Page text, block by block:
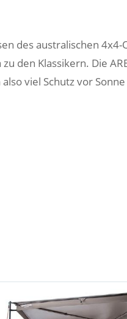
des australischen
zu den Klassikern. Die
viel Schutz vor